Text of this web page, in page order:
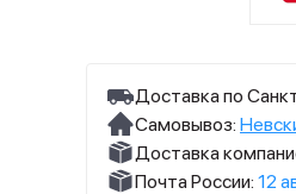
Доставка по
Самовывоз:
Доставка
Почта России: 12